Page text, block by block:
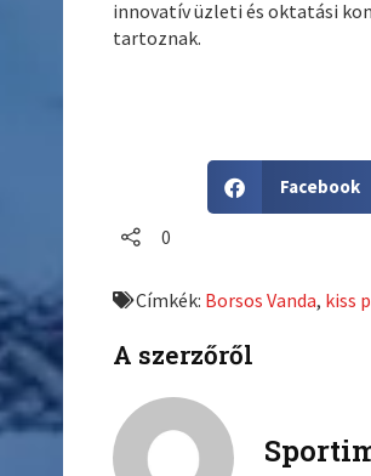
innovatív üzleti és oktatási
tartoznak.
h
o
f
b
Facebook
0
Címkék: Borsos Vanda, kiss
A szerzőről